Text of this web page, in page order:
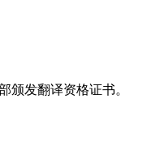
颁发翻译资格证书。